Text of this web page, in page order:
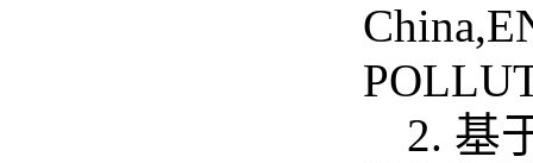
2. 基